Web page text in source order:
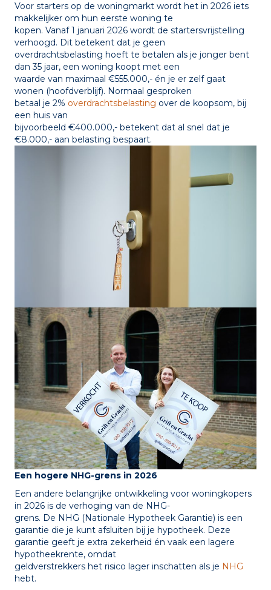
Voor starters op de woningmarkt wordt het in 2026 iets
makkelijker om hun eerste woning te
kopen. Vanaf 1 januari 2026 wordt de startersvrijstelling
verhoogd. Dit betekent dat je geen
overdrachtsbelasting hoeft te betalen als je jonger bent
dan 35 jaar, een woning koopt met een
waarde van maximaal €555.000,- én je er zelf gaat
wonen (hoofdverblijf). Normaal gesproken
betaal je 2% overdrachtsbelasting over de koopsom, bij
een huis van
bijvoorbeeld €400.000,- betekent dat al snel dat je
€8.000,- aan belasting bespaart.
Een hogere NHG-grens in 2026
Een andere belangrijke ontwikkeling voor woningkopers
in 2026 is de verhoging van de NHG-
grens. De NHG (Nationale Hypotheek Garantie) is een
garantie die je kunt afsluiten bij je hypotheek. Deze
garantie geeft je extra zekerheid én vaak een lagere
hypotheekrente, omdat
geldverstrekkers het risico lager inschatten als je NHG
hebt.